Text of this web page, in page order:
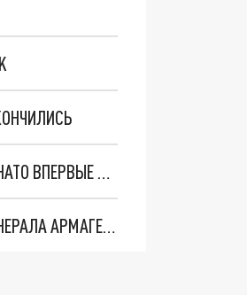
"ОЧЕНЬ ПЛОХИЕ НОВОСТИ": БОЛЬШАЯ ОШИБКА PALANTIR В РОССИИ. СТРАНЫ НАТО ВПЕРВЫЕ ЗА СВО ОСТАНОВИЛИ ПОСТАВКИ ОРУЖИЯ. ВСУ ТЕРЯЮТ ПРИГРАНИЧЬЕ?
ТРИ ГЛАВНЫХ ИНСАЙДА ОБ СВО. ОТМЕНА МОБИЛИЗАЦИИ И ВОЗВРАЩЕНИЕ "ГЕНЕРАЛА АРМАГЕДДОНА"? ОТЛИЧНЫЕ НОВОСТИ, КОТОРЫЕ ЖДАЛИ ВСЕ